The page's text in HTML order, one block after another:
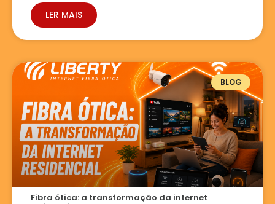
LER MAIS
BLOG
Fibra ótica: a transformação da internet